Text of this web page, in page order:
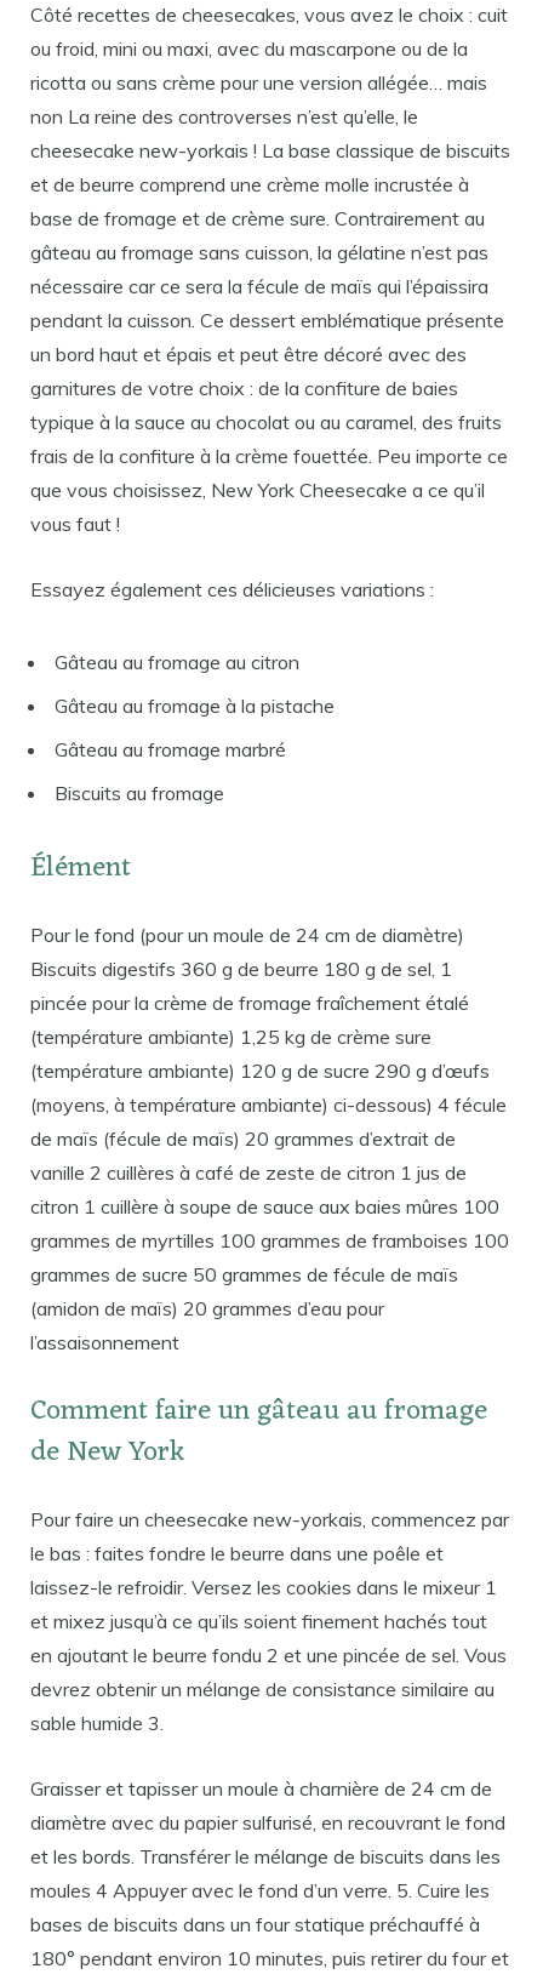
Côté recettes de cheesecakes, vous avez le choix : cuit
ou froid, mini ou maxi, avec du mascarpone ou de la
ricotta ou sans crème pour une version allégée… mais
non La reine des controverses n’est qu’elle, le
cheesecake new-yorkais ! La base classique de biscuits
et de beurre comprend une crème molle incrustée à
base de fromage et de crème sure. Contrairement au
gâteau au fromage sans cuisson, la gélatine n’est pas
nécessaire car ce sera la fécule de maïs qui l’épaissira
pendant la cuisson. Ce dessert emblématique présente
un bord haut et épais et peut être décoré avec des
garnitures de votre choix : de la confiture de baies
typique à la sauce au chocolat ou au caramel, des fruits
frais de la confiture à la crème fouettée. Peu importe ce
que vous choisissez, New York Cheesecake a ce qu’il
vous faut !
Essayez également ces délicieuses variations :
Gâteau au fromage au citron
Gâteau au fromage à la pistache
Gâteau au fromage marbré
Biscuits au fromage
Élément
Pour le fond (pour un moule de 24 cm de diamètre)
Biscuits digestifs 360 g de beurre 180 g de sel, 1
pincée pour la crème de fromage fraîchement étalé
(température ambiante) 1,25 kg de crème sure
(température ambiante) 120 g de sucre 290 g d’œufs
(moyens, à température ambiante) ci-dessous) 4 fécule
de maïs (fécule de maïs) 20 grammes d’extrait de
vanille 2 cuillères à café de zeste de citron 1 jus de
citron 1 cuillère à soupe de sauce aux baies mûres 100
grammes de myrtilles 100 grammes de framboises 100
grammes de sucre 50 grammes de fécule de maïs
(amidon de maïs) 20 grammes d’eau pour
l’assaisonnement
Comment faire un gâteau au fromage
de New York
Pour faire un cheesecake new-yorkais, commencez par
le bas : faites fondre le beurre dans une poêle et
laissez-le refroidir. Versez les cookies dans le mixeur 1
et mixez jusqu’à ce qu’ils soient finement hachés tout
en ajoutant le beurre fondu 2 et une pincée de sel. Vous
devrez obtenir un mélange de consistance similaire au
sable humide 3.
Graisser et tapisser un moule à charnière de 24 cm de
diamètre avec du papier sulfurisé, en recouvrant le fond
et les bords. Transférer le mélange de biscuits dans les
moules 4 Appuyer avec le fond d’un verre. 5. Cuire les
bases de biscuits dans un four statique préchauffé à
180° pendant environ 10 minutes, puis retirer du four et